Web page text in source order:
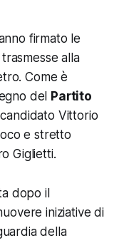
firmato le
alla
Come è
del Partito
Vittorio
e stretto
Giglietti.
dopo il
iniziative di
della